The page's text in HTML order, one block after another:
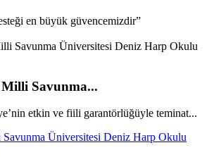
en büyük güvencemizdir”
Savunma...
etkin ve fiili garantörlüğüyle teminat...
Üniversitesi Deniz Harp Okulu